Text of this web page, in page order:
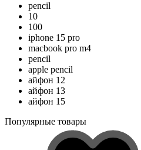
pencil
10
100
iphone 15 pro
macbook pro m4
pencil
apple pencil
айфон 12
айфон 13
айфон 15
Популярные товары